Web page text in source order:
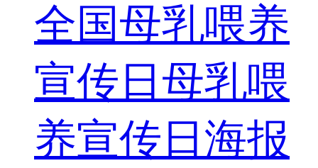
全国母乳喂养
宣传日母乳喂
养宣传日海报